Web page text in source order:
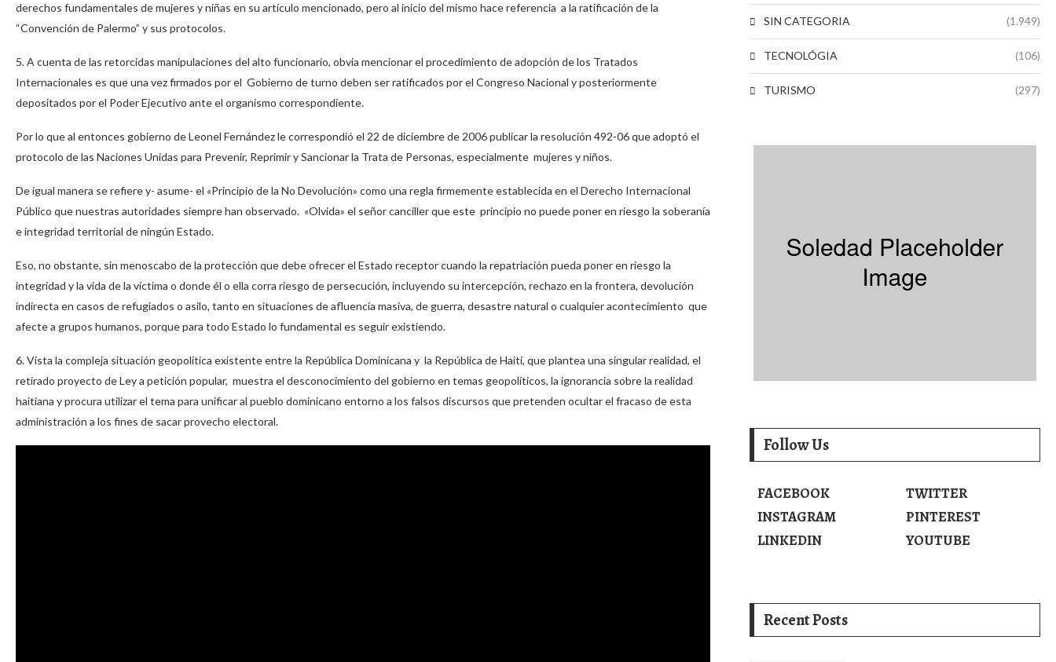
derechos fundamentales de mujeres y niñas en su artículo mencionado, pero al inicio del mismo hace referencia a la ratificación de la
“Convención de Palermo” y sus protocolos.
5. A cuenta de las retorcidas manipulaciones del alto funcionario, obvia mencionar el procedimiento de adopción de los Tratados
Internacionales es que una vez firmados por el Gobierno de turno deben ser ratificados por el Congreso Nacional y posteriormente
depositados por el Poder Ejecutivo ante el organismo correspondiente.
Por lo que al entonces gobierno de Leonel Fernández le correspondió el 22 de diciembre de 2006 publicar la resolución 492-06 que adoptó el
protocolo de las Naciones Unidas para Prevenir, Reprimir y Sancionar la Trata de Personas, especialmente mujeres y niños.
De igual manera se refiere y- asume- el «Principio de la No Devolución» como una regla firmemente establecida en el Derecho Internacional
Público que nuestras autoridades siempre han observado. «Olvida» el señor canciller que este principio no puede poner en riesgo la soberanía
e integridad territorial de ningún Estado.
Eso, no obstante, sin menoscabo de la protección que debe ofrecer el Estado receptor cuando la repatriación pueda poner en riesgo la
integridad y la vida de la víctima o donde él o ella corra riesgo de persecución, incluyendo su intercepción, rechazo en la frontera, devolución
indirecta en casos de refugiados o asilo, tanto en situaciones de afluencia masiva, de guerra, desastre natural o cualquier acontecimiento que
afecte a grupos humanos, porque para todo Estado lo fundamental es seguir existiendo.
6. Vista la compleja situación geopolítica existente entre la República Dominicana y la República de Haití, que plantea una singular realidad, el
retirado proyecto de Ley a petición popular, muestra el desconocimiento del gobierno en temas geopolíticos, la ignorancia sobre la realidad
haitiana y procura utilizar el tema para unificar al pueblo dominicano entorno a los falsos discursos que pretenden ocultar el fracaso de esta
administración a los fines de sacar provecho electoral.
SIN CATEGORIA (1.949)
TECNOLÓGIA (106)
TURISMO (297)
Follow Us
FACEBOOK
TWITTER
INSTAGRAM
PINTEREST
LINKEDIN
YOUTUBE
Recent Posts